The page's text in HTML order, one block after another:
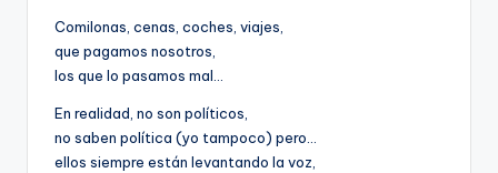
Comilonas, cenas, coches, viajes,
que pagamos nosotros,
los que lo pasamos mal…
En realidad, no son políticos,
no saben política (yo tampoco) pero…
ellos siempre están levantando la voz,